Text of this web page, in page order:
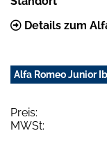
Details zum
Alfa Romeo Junior
Preis:
MWSt: